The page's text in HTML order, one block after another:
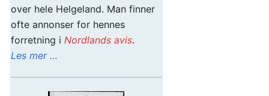
over hele Helgeland. Man finner
ofte annonser for hennes
forretning i Nordlands avis.
Les mer …